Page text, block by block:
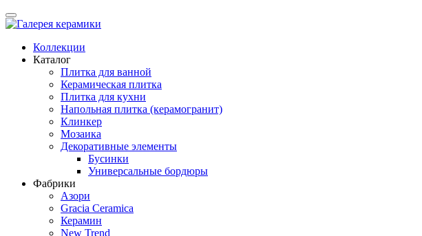
Коллекции
Каталог
Плитка для ванной
Керамическая плитка
Плитка для кухни
Напольная плитка (керамогранит)
Клинкер
Мозаика
Декоративные элементы
Бусинки
Универсальные бордюры
Фабрики
Азори
Gracia Ceramica
Керамин
New Trend